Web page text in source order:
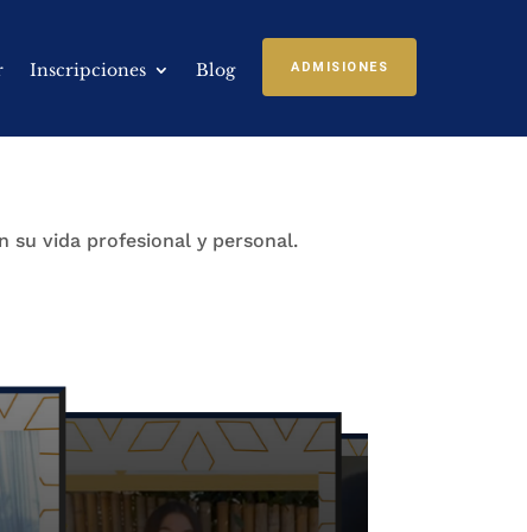
Inscripciones Blog ADMISIONES
su vida profesional y personal.